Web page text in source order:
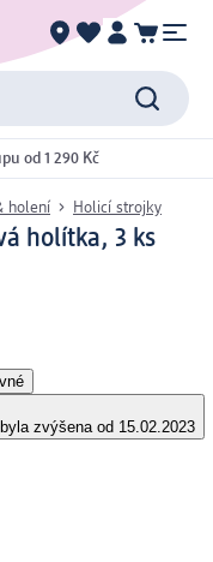
od 1 290 Kč
holení Holicí strojky
holítka, 3 ks
zvýšena od 15.02.2023